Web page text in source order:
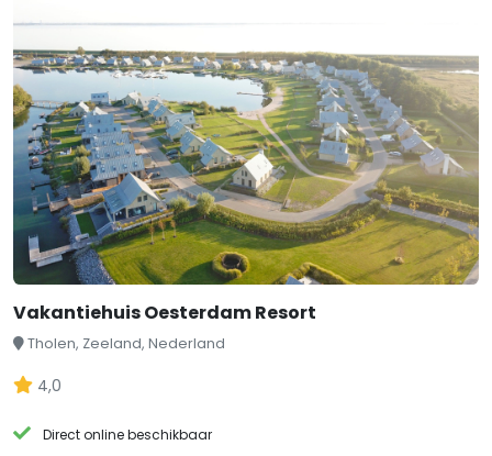
Vakantiehuis Oesterdam Resort
Tholen, Zeeland, Nederland
4,0
Direct online beschikbaar